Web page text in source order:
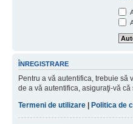
ÎNREGISTRARE
Pentru a vă autentifica, trebuie
de a vă autentifica, asiguraţi-vă
Termeni de utilizare | Politica de